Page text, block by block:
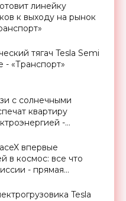
линейку
к выходу на рынок
тягач Tesla Semi
- «Транспорт»
с солнечными
квартиру
-
впервые
в космос: все что
- прямая
Tesla